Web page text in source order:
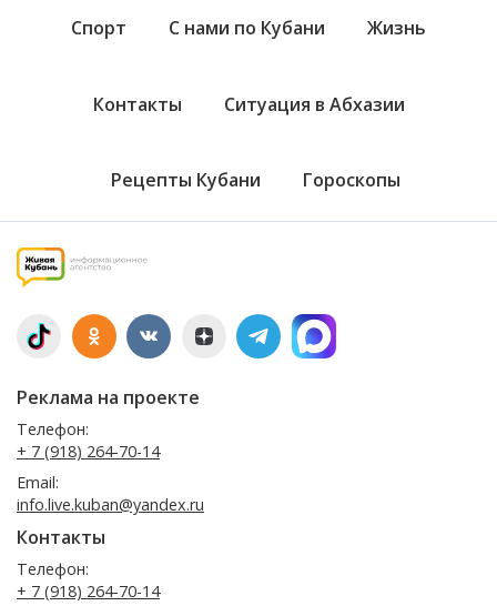
Спорт С нами по Кубани Жизнь
Контакты Ситуация в Абхазии
Рецепты Кубани Гороскопы
Реклама на проекте
Телефон:
+ 7 (918) 264-70-14
Email:
info.live.kuban@yandex.ru
Контакты
Телефон:
+ 7 (918) 264-70-14